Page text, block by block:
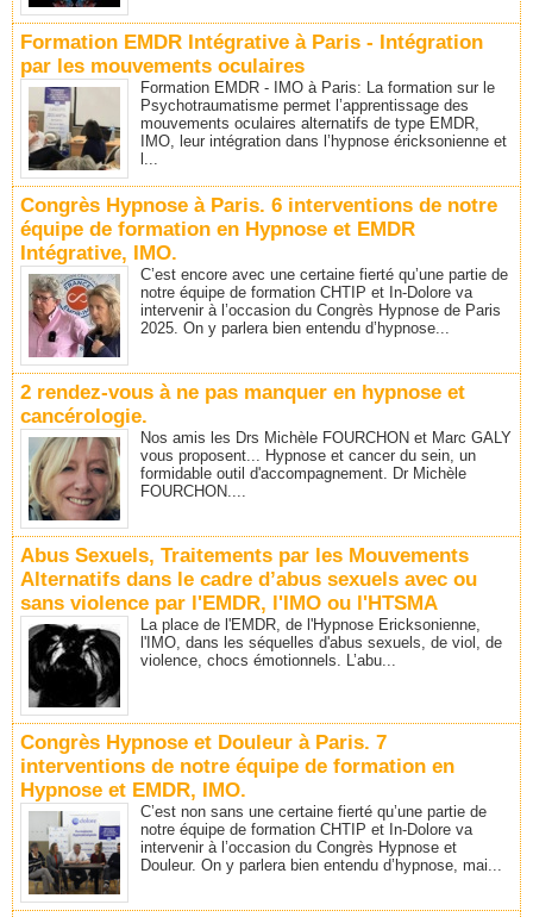
Formation EMDR Intégrative à Paris - Intégration
par les mouvements oculaires
Formation EMDR - IMO à Paris: La formation sur le
Psychotraumatisme permet l’apprentissage des
mouvements oculaires alternatifs de type EMDR,
IMO, leur intégration dans l’hypnose éricksonienne et
l...
Congrès Hypnose à Paris. 6 interventions de notre
équipe de formation en Hypnose et EMDR
Intégrative, IMO.
C’est encore avec une certaine fierté qu’une partie de
notre équipe de formation CHTIP et In-Dolore va
intervenir à l’occasion du Congrès Hypnose de Paris
2025. On y parlera bien entendu d’hypnose...
2 rendez-vous à ne pas manquer en hypnose et
cancérologie.
Nos amis les Drs Michèle FOURCHON et Marc GALY
vous proposent... Hypnose et cancer du sein, un
formidable outil d'accompagnement. Dr Michèle
FOURCHON....
Abus Sexuels, Traitements par les Mouvements
Alternatifs dans le cadre d’abus sexuels avec ou
sans violence par l'EMDR, l'IMO ou l'HTSMA
La place de l'EMDR, de l'Hypnose Ericksonienne,
l'IMO, dans les séquelles d'abus sexuels, de viol, de
violence, chocs émotionnels. L’abu...
Congrès Hypnose et Douleur à Paris. 7
interventions de notre équipe de formation en
Hypnose et EMDR, IMO.
C’est non sans une certaine fierté qu’une partie de
notre équipe de formation CHTIP et In-Dolore va
intervenir à l’occasion du Congrès Hypnose et
Douleur. On y parlera bien entendu d’hypnose, mai...